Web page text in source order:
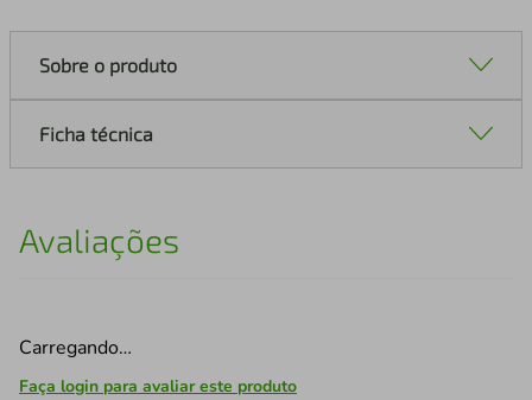
Sobre o produto
Ficha técnica
Avaliações
Carregando…
Faça login para avaliar este produto